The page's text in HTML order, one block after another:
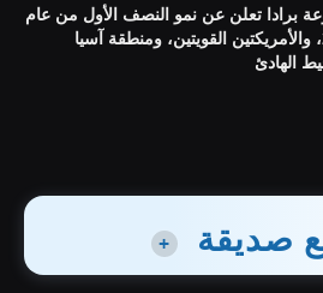
برادا تعلن عن نمو النصف الأول من عام
2026، والأمريكتين القويتين، ومنطقة آسيا
الهادئ
صديقة +